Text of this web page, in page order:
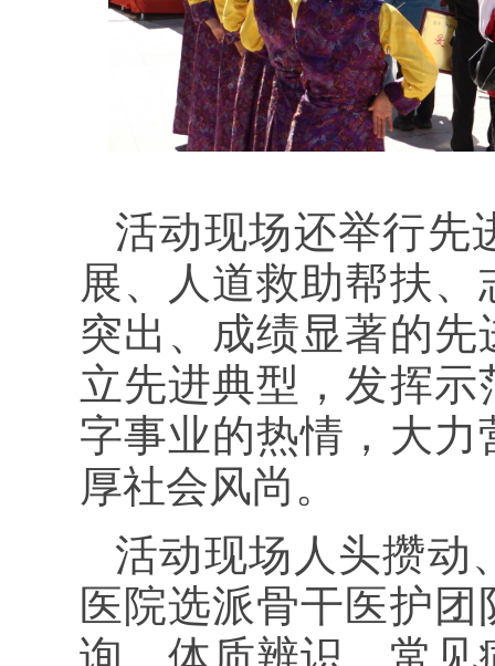
活动现场还举行先
展、人道救助帮扶
突出、成绩显著的
立先进典型，发挥
字事业的热情，大
厚社会风尚。
活动现场人头攒动
医院选派骨干医护